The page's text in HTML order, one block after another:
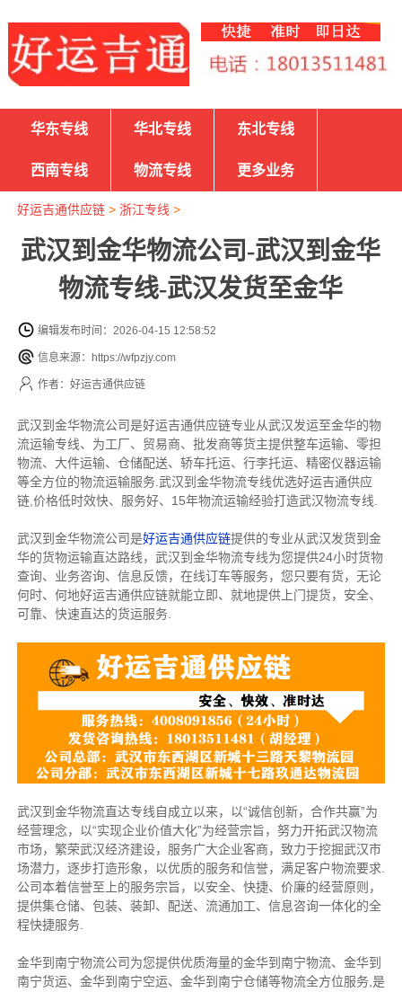
华东专线 华北专线 东北专线
西南专线 物流专线 更多业务
好运吉通供应链> 浙江专线 >
武汉到金华物流公司-武汉到金华
物流专线-武汉发货至金华
编辑发布时间：2026-04-15 12:58:52
信息来源：https://wfpzjy.com
作者：好运吉通供应链
武汉到金华物流公司是好运吉通供应链专业从武汉发运至金华的物
流运输专线、为工厂、贸易商、批发商等货主提供整车运输、零担
物流、大件运输、仓储配送、轿车托运、行李托运、精密仪器运输
等全方位的物流运输服务.武汉到金华物流专线优选好运吉通供应
链,价格低时效快、服务好、15年物流运输经验打造武汉物流专线.
武汉到金华物流公司是好运吉通供应链提供的专业从武汉发货到金
华的货物运输直达路线，武汉到金华物流专线为您提供24小时货物
查询、业务咨询、信息反馈，在线订车等服务，您只要有货，无论
何时、何地好运吉通供应链就能立即、就地提供上门提货，安全、
可靠、快速直达的货运服务.
武汉到金华物流直达专线自成立以来，以“诚信创新，合作共赢”为
经营理念，以“实现企业价值大化”为经营宗旨，努力开拓武汉物流
市场，繁荣武汉经济建设，服务广大企业客商，致力于挖掘武汉市
场潜力，逐步打造形象，以优质的服务和信誉，满足客户物流要求.
公司本着信誉至上的服务宗旨，以安全、快捷、价廉的经营原则，
提供集仓储、包装、装卸、配送、流通加工、信息咨询一体化的全
程快捷服务.
金华到南宁物流公司为您提供优质海量的金华到南宁物流、金华到
南宁货运、金华到南宁空运、金华到南宁仓储等物流全方位服务,是